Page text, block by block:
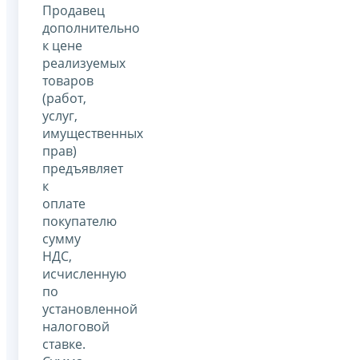
Продавец
дополнительно
к цене
реализуемых
товаров
(работ,
услуг,
имущественных
прав)
предъявляет
к
оплате
покупателю
сумму
НДС,
исчисленную
по
установленной
налоговой
ставке.